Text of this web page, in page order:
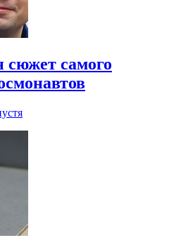
сюжет самого